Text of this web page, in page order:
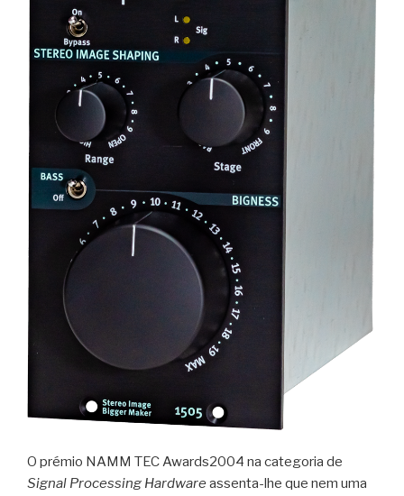
O prémio NAMM TEC Awards2004 na categoria de
Signal Processing Hardware assenta-lhe que nem uma